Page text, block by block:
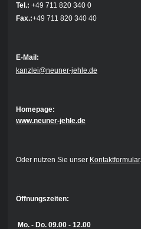
Tel.: +49 711 820 340 0
Fax.:+49 711 820 340 40
E-Mail:
kanzlei@neuner-jehle.de
Homepage:
www.neuner-jehle.de
Oder nutzen Sie unser Kontaktformular.
Öffnungszeiten:
Mo. - Do. 09.00 - 12.00